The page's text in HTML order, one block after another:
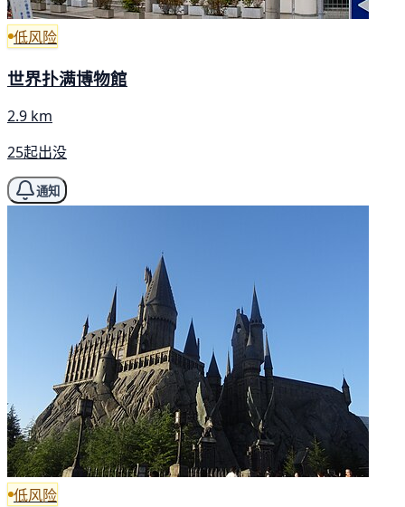
低风险
世界扑满博物館
2.9 km
25起出没
通知
低风险